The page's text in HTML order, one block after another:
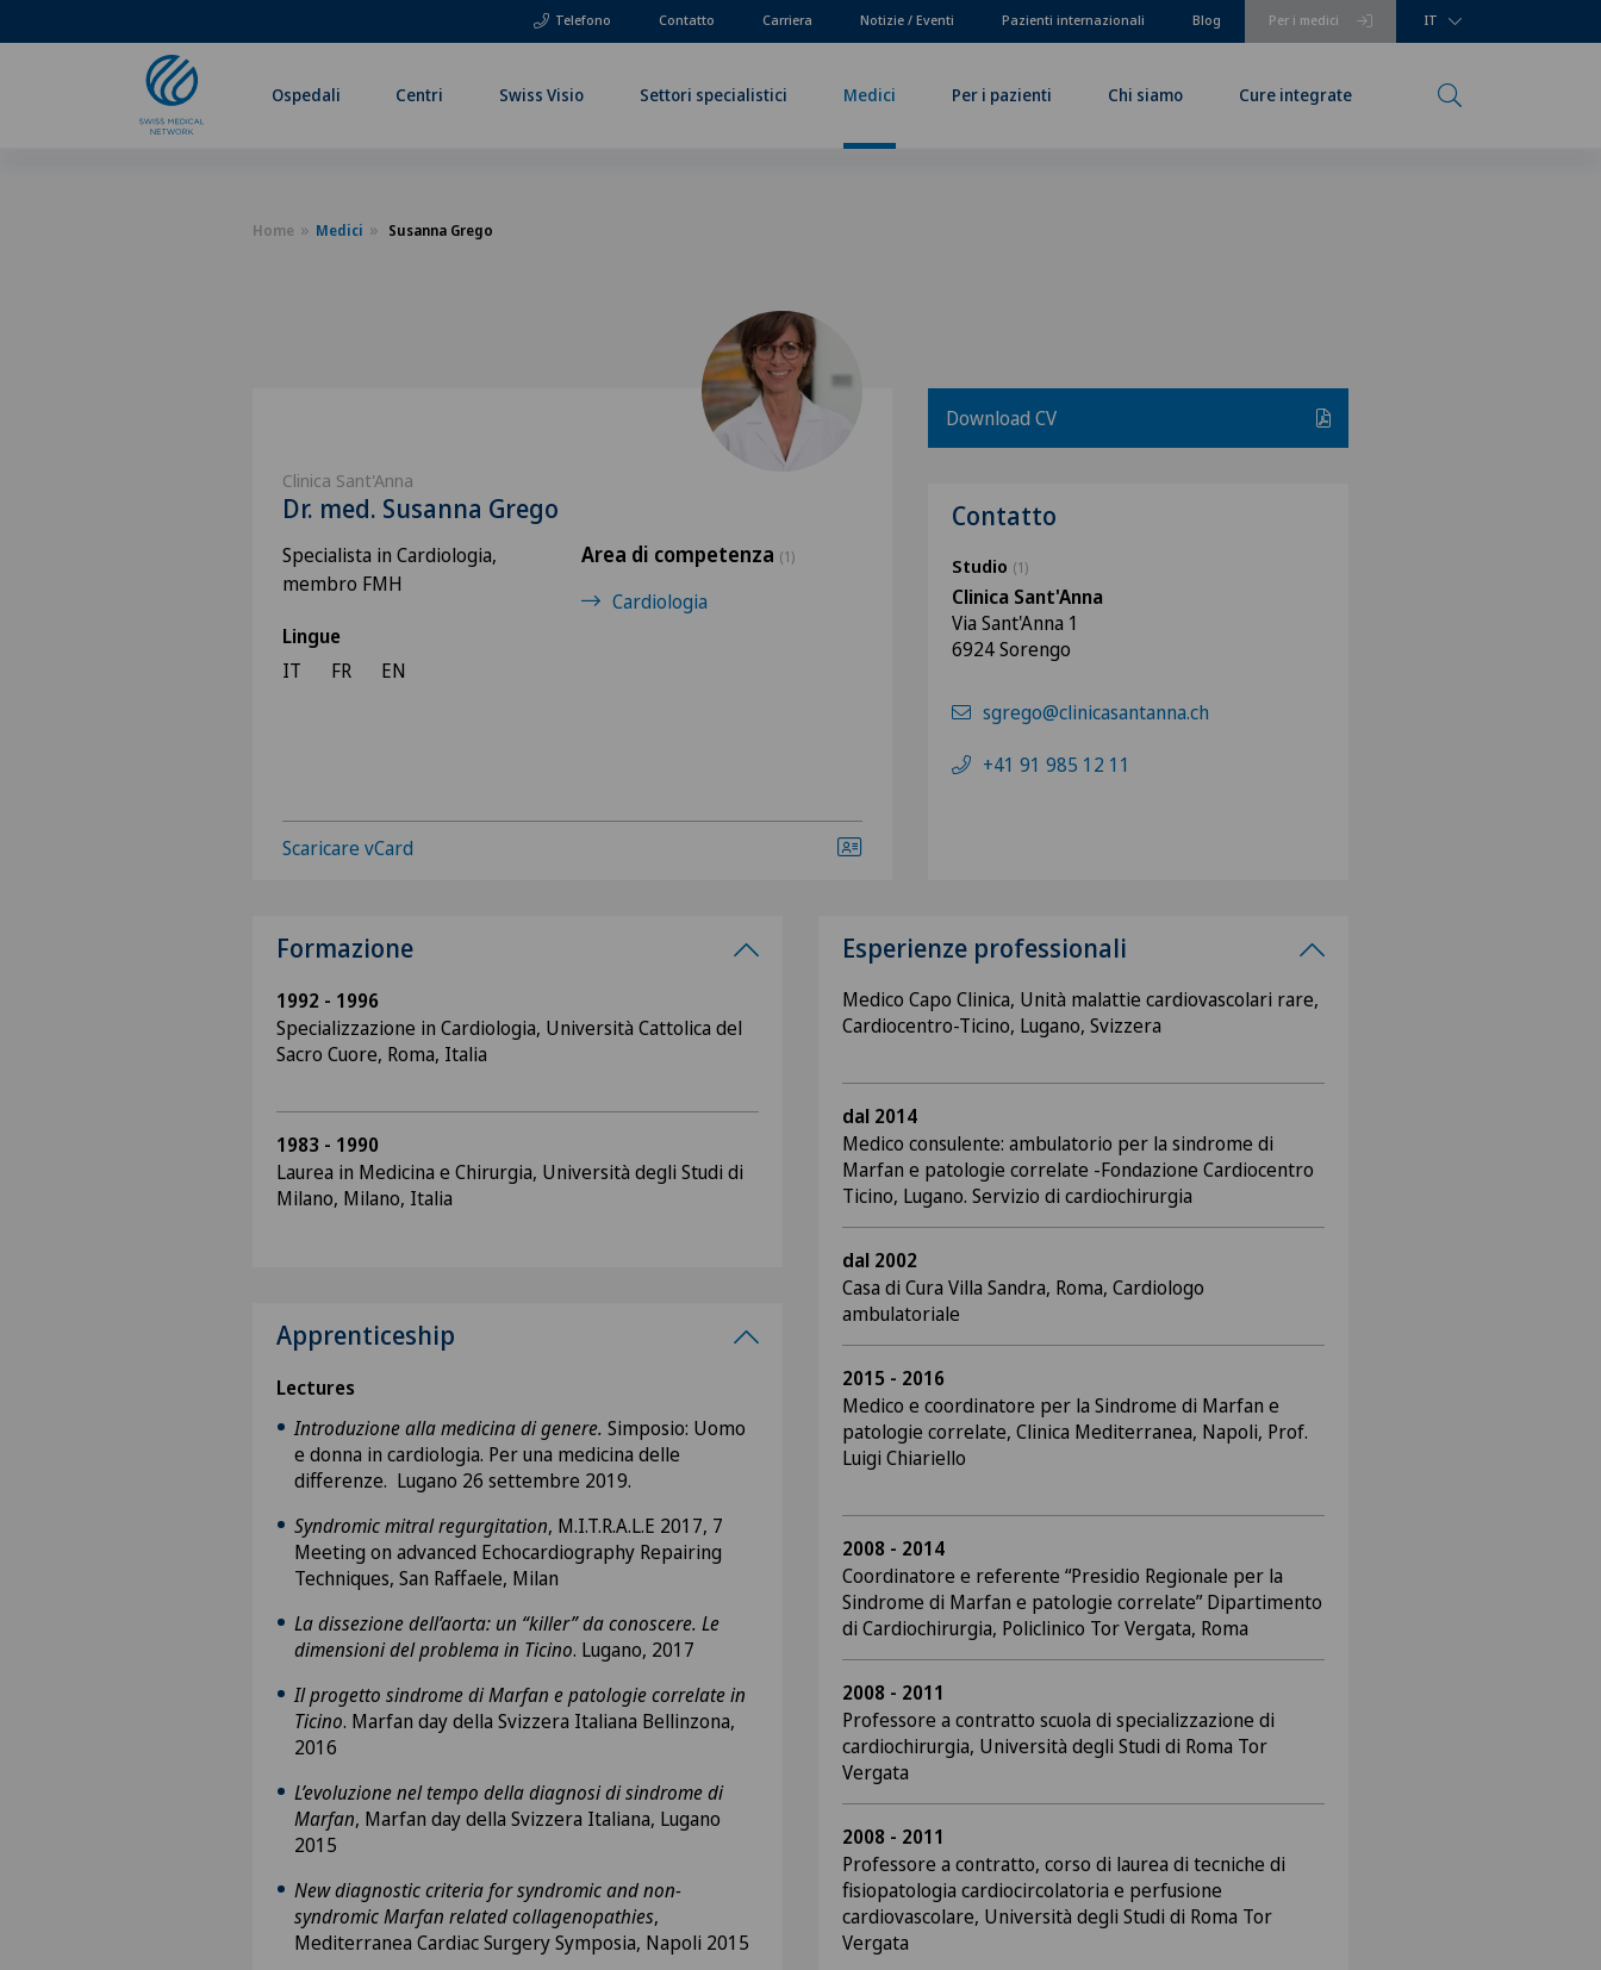
Telefono Per i medici
Contatto Carriera Notizie / Eventi Pazienti internazionali Blog IT
Ospedali Centri Swiss Visio Settori specialistici Medici Per i pazienti Chi siamo Cure integrate
Home Medici Susanna Grego
Clinica Sant'Anna
Dr. med. Susanna Grego
Specialista in Cardiologia,
membro FMH
Lingue
IT
FR EN
Area di competenza (1)
Cardiologia
Scaricare vCard
Download CV
Contatto
Studio (1)
Clinica Sant'Anna
Via Sant'Anna 1
6924 Sorengo
sgrego@clinicasantanna.ch
+41 91 985 12 11
Formazione
1992 - 1996
Specializzazione in Cardiologia, Università Cattolica del
Sacro Cuore, Roma, Italia
1983 - 1990
Laurea in Medicina e Chirurgia, Università degli Studi di
Milano, Milano, Italia
Apprenticeship
Lectures
Introduzione alla medicina di genere. Simposio: Uomo
e donna in cardiologia. Per una medicina delle
differenze. Lugano 26 settembre 2019.
Syndromic mitral regurgitation, M.I.T.R.A.L.E 2017, 7
Meeting on advanced Echocardiography Repairing
Techniques, San Raffaele, Milan
La dissezione dell’aorta: un “killer” da conoscere. Le
dimensioni del problema in Ticino. Lugano, 2017
Il progetto sindrome di Marfan e patologie correlate in
Ticino. Marfan day della Svizzera Italiana Bellinzona,
2016
L’evoluzione nel tempo della diagnosi di sindrome di
Marfan, Marfan day della Svizzera Italiana, Lugano
2015
New diagnostic criteria for syndromic and non-
syndromic Marfan related collagenopathies,
Mediterranea Cardiac Surgery Symposia, Napoli 2015
Esperienze professionali
Medico Capo Clinica, Unità malattie cardiovascolari rare,
Cardiocentro-Ticino, Lugano, Svizzera
dal 2014
Medico consulente: ambulatorio per la sindrome di
Marfan e patologie correlate -Fondazione Cardiocentro
Ticino, Lugano. Servizio di cardiochirurgia
dal 2002
Casa di Cura Villa Sandra, Roma, Cardiologo
ambulatoriale
2015 - 2016
Medico e coordinatore per la Sindrome di Marfan e
patologie correlate, Clinica Mediterranea, Napoli, Prof.
Luigi Chiariello
2008 - 2014
Coordinatore e referente “Presidio Regionale per la
Sindrome di Marfan e patologie correlate” Dipartimento
di Cardiochirurgia, Policlinico Tor Vergata, Roma
2008 - 2011
Professore a contratto scuola di specializzazione di
cardiochirurgia, Università degli Studi di Roma Tor
Vergata
2008 - 2011
Professore a contratto, corso di laurea di tecniche di
fisiopatologia cardiocircolatoria e perfusione
cardiovascolare, Università degli Studi di Roma Tor
Vergata